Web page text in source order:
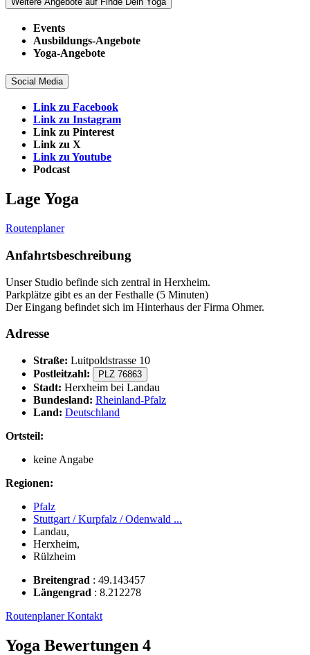
Events
Ausbildungs-Angebote
Yoga-Angebote
Social Media
Link zu Facebook
Link zu Instagram
Link zu Pinterest
Link zu X
Link zu Youtube
Podcast
Lage Yoga
Routenplaner
Anfahrtsbeschreibung
Unser Studio befinde sich zentral in Herxheim.
Parkplätze gibt es an der Festhalle (5 Minuten)
Der Eingang befindet sich im Hinterhaus der Firma Ohmer.
Adresse
Straße: Luitpoldstrasse 10
Postleitzahl:
PLZ 76863
Stadt: Herxheim bei Landau
Bundesland: Rheinland-Pfalz
Land: Deutschland
Ortsteil:
keine Angabe
Regionen:
Pfalz
Stuttgart / Kurpfalz / Odenwald ...
Landau,
Herxheim,
Rülzheim
Breitengrad : 49.143457
Längengrad : 8.212278
RoutenplanerKontakt
Yoga Bewertungen 4